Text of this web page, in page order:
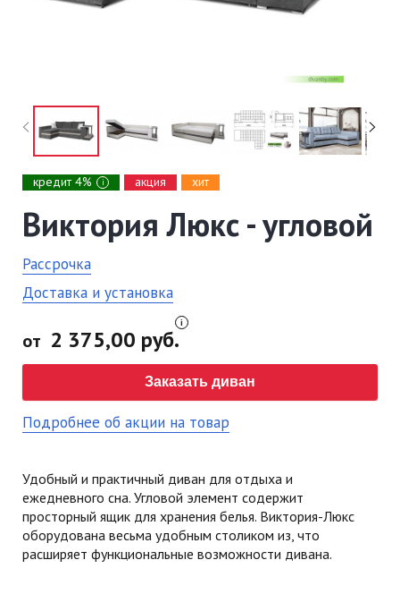
кредит 4% i акция хит
Виктория Люкс - угловой
Рассрочка
Доставка и установка
от 2 375,00 руб.
Заказать диван
Подробнее об акции на товар
Удобный и практичный диван для отдыха и
ежедневного сна. Угловой элемент содержит
просторный ящик для хранения белья. Виктория-Люкс
оборудована весьма удобным столиком из, что
расширяет функциональные возможности дивана.